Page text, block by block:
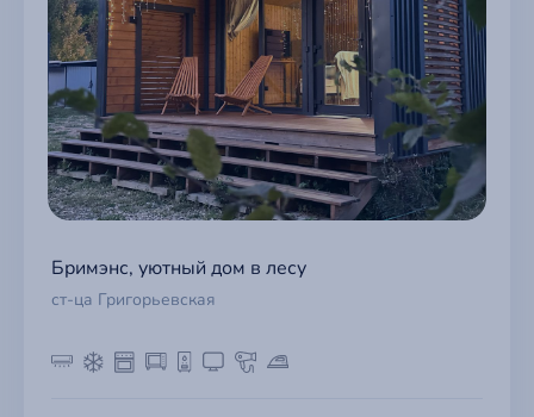
Бримэнс, уютный дом в лесу
ст-ца Григорьевская